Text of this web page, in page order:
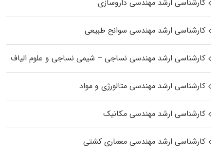
کارشناسی ارشد مهندسی داروسازی
کارشناسی ارشد مهندسی سوانح طبیعی
کارشناسی ارشد مهندسی نساجی – شیمی نساجی و علوم الیاف
کارشناسی ارشد مهندسی متالورژی و مواد
کارشناسی ارشد مهندسی مکانیک
کارشناسی ارشد مهندسی معماری کشتی